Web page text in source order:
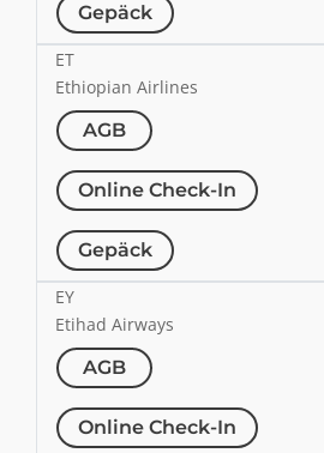
Gepäck
ET
Ethiopian Airlines
AGB
Online Check-In
Gepäck
EY
Etihad Airways
AGB
Online Check-In